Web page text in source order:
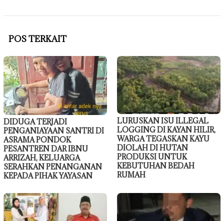
POS TERKAIT
DIDUGA TERJADI
PENGANIAYAAN SANTRI DI
ASRAMA PONDOK
PESANTREN DAR IBNU
ARRIZAH, KELUARGA
SERAHKAN PENANGANAN
KEPADA PIHAK YAYASAN
LURUSKAN ISU ILLEGAL
LOGGING DI KAYAN HILIR,
WARGA TEGASKAN KAYU
DIOLAH DI HUTAN
PRODUKSI UNTUK
KEBUTUHAN BEDAH
RUMAH